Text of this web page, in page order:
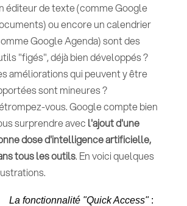
éditeur de texte (comme Google
ou encore un calendrier
Google Agenda) sont des
"figés", déjà bien développés ?
améliorations qui peuvent y être
sont mineures ?
vous. Google compte bien
surprendre avec l'ajout d'une
dose d'intelligence artificielle,
tous les outils. En voici quelques
La fonctionnalité "Quick Access":